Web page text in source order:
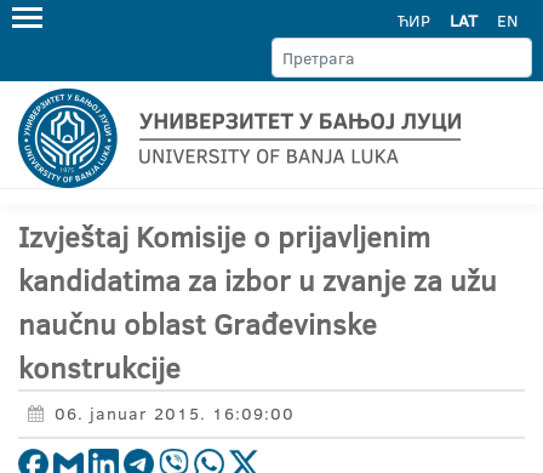
ЋИР LAT EN
Izvještaj Komisije o prijavljenim
kandidatima za izbor u zvanje za užu
naučnu oblast Građevinske
konstrukcije
06. januar 2015. 16:09:00